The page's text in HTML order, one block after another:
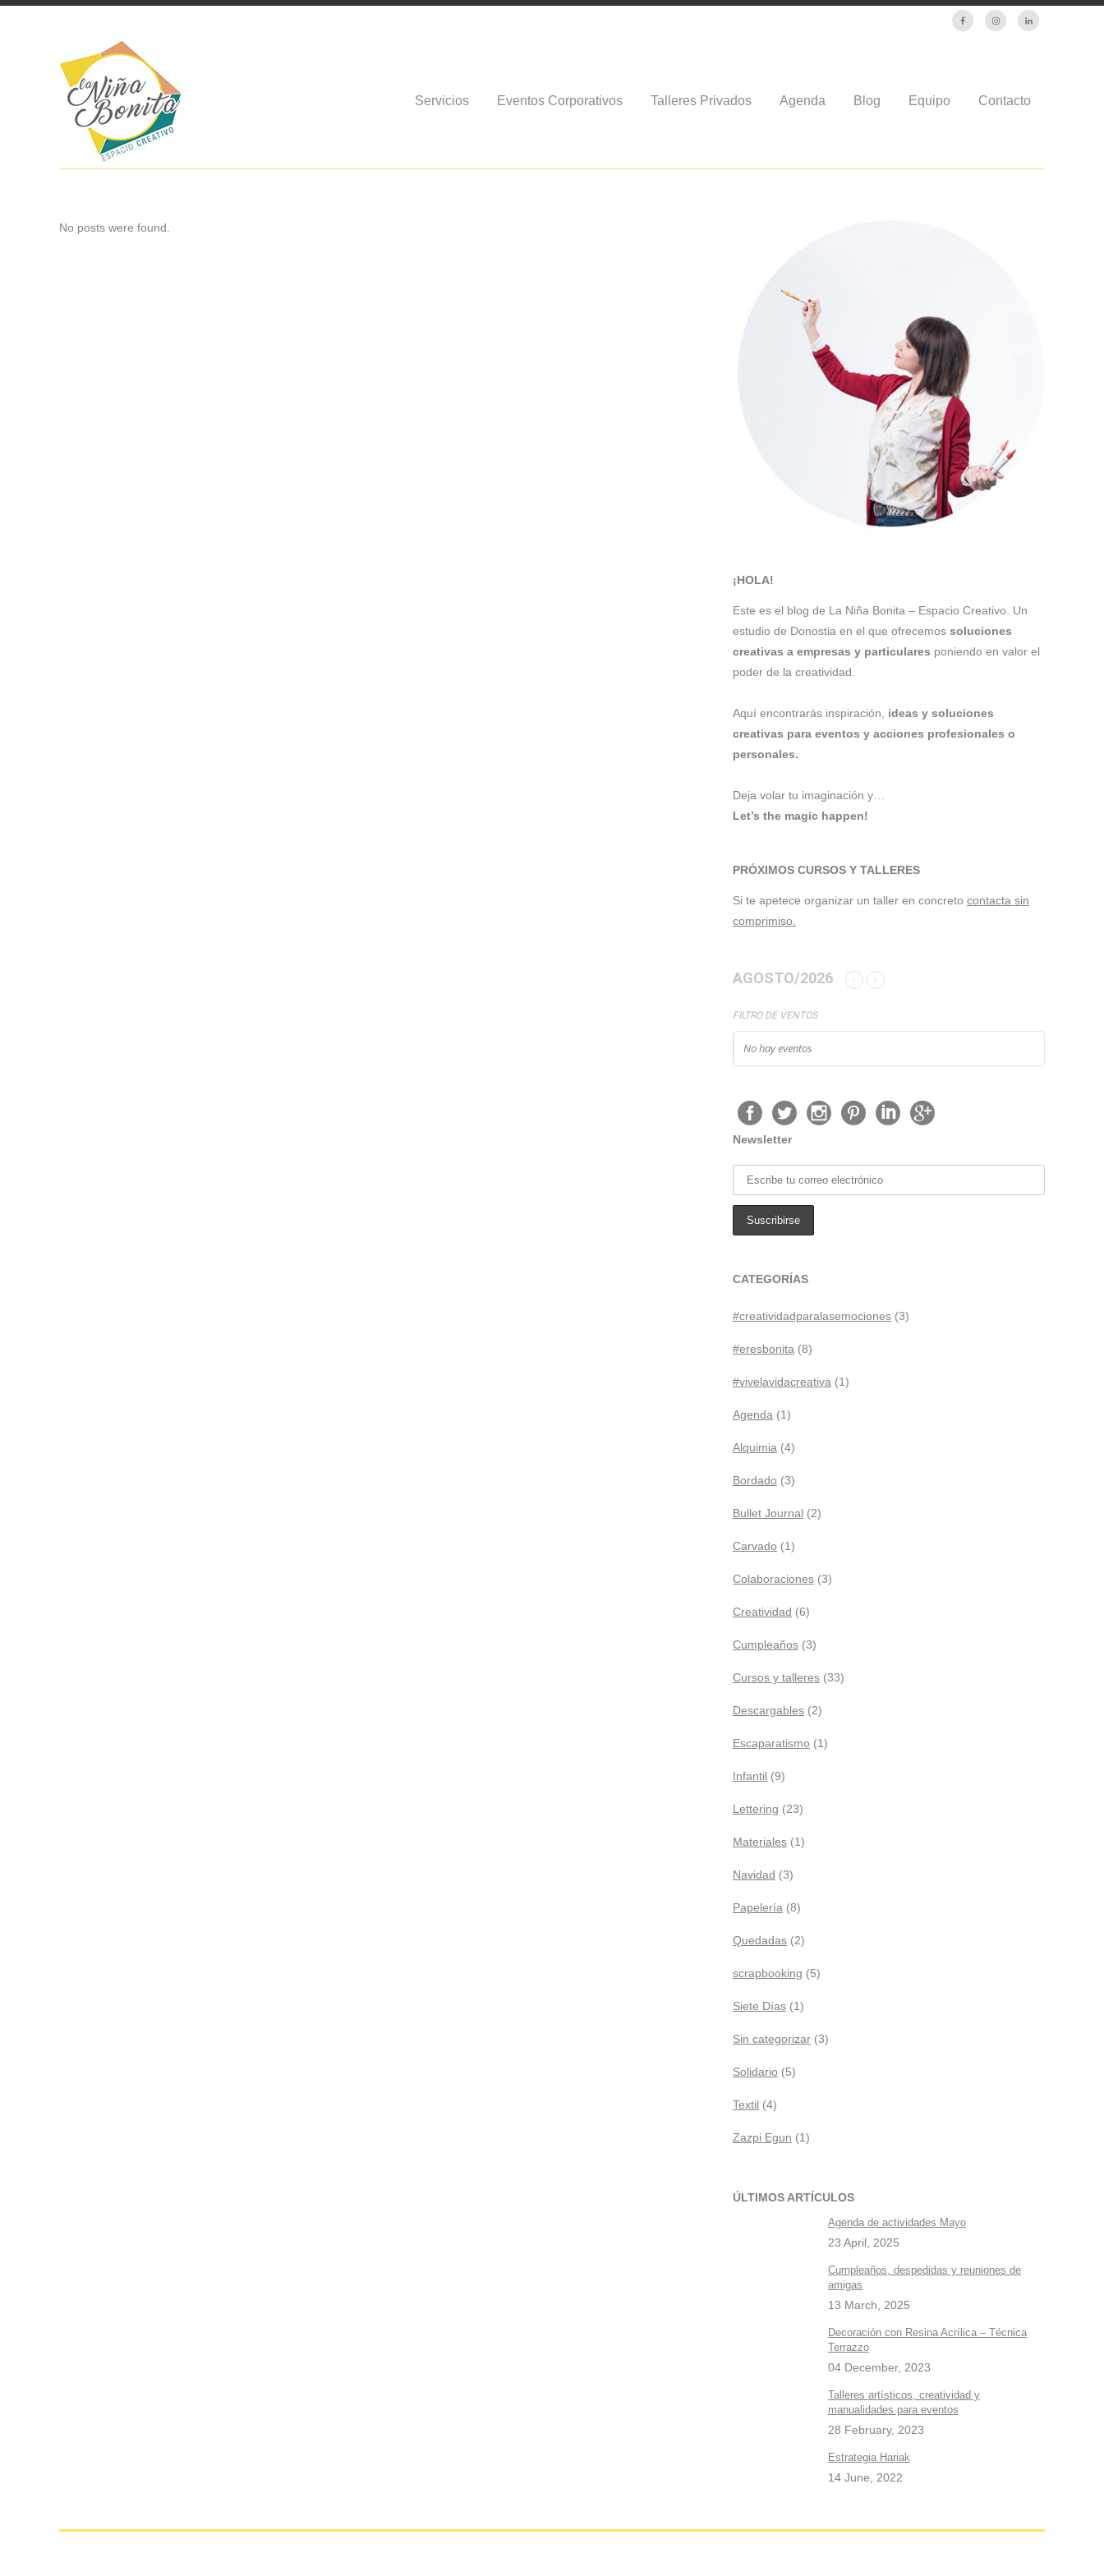
Servicios Eventos Corporativos Talleres Privados Agenda Blog Equipo Contacto
No posts were found.
¡HOLA!
Este es el blog de La Niña Bonita – Espacio Creativo. Un
estudio de Donostia en el que ofrecemos soluciones
creativas a empresas y particulares poniendo en valor el
poder de la creatividad.
Aquí encontrarás inspiración,
ideas y soluciones
creativas para eventos y acciones profesionales o
personales.
Deja volar tu imaginación y…
Let’s the magic happen!
PRÓXIMOS CURSOS Y TALLERES
Si te apetece organizar un taller en concreto contacta sin
comprimiso.
AGOSTO/2026
FILTRO DE VENTOS
No hay eventos
Newsletter
CATEGORÍAS
#creatividadparalasemociones(3)
#eresbonita (8)
#vivelavidacreativa (1)
Agenda (1)
Alquimia (4)
Bordado (3)
Bullet Journal (2)
Carvado (1)
Colaboraciones(3)
Creatividad (6)
Cumpleaños(3)
Cursos y talleres(33)
Descargables(2)
Escaparatismo (1)
Infantil (9)
Lettering (23)
Materiales(1)
Navidad (3)
Papelería (8)
Quedadas(2)
scrapbooking (5)
Siete Días(1)
Sin categorizar(3)
Solidario (5)
Textil (4)
Zazpi Egun (1)
ÚLTIMOS ARTÍCULOS
Agenda de actividades Mayo
23 April, 2025
Cumpleaños, despedidas y reuniones de
amigas
13 March, 2025
Decoración con Resina Acrílica – Técnica
Terrazzo
04 December, 2023
Talleres artísticos, creatividad y
manualidades para eventos
28 February, 2023
Estrategia Hariak
14 June, 2022